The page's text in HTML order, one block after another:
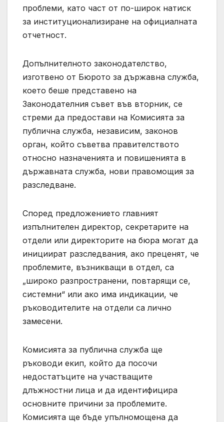
проблеми, като част от по-широк натиск
за институционализиране на официалната
отчетност.
Допълнителното законодателство,
изготвено от Бюрото за държавна служба,
което беше представено на
Законодателния съвет във вторник, се
стреми да предостави на Комисията за
публична служба, независим, законов
орган, който съветва правителството
относно назначенията и повишенията в
държавната служба, нови правомощия за
разследване.
Според предложението главният
изпълнителен директор, секретарите на
отдели или директорите на бюра могат да
инициират разследвания, ако преценят, че
проблемите, възникващи в отдел, са
„широко разпространени, повтарящи се,
системни“ или ако има индикации, че
ръководителите на отдели са лично
замесени.
Комисията за публична служба ще
ръководи екип, който да посочи
недостатъците на участващите
длъжностни лица и да идентифицира
основните причини за проблемите.
Комисията ще бъде упълномощена да